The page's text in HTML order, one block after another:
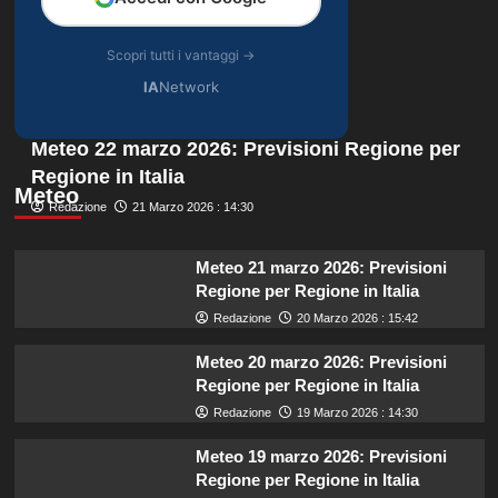
Scopri tutti i vantaggi →
IANetwork
Meteo
Meteo 22 marzo 2026: Previsioni Regione per
Regione in Italia
Redazione 21 Marzo 2026 : 14:30
Meteo 21 marzo 2026: Previsioni
Regione per Regione in Italia
Redazione 20 Marzo 2026 : 15:42
Meteo 20 marzo 2026: Previsioni
Regione per Regione in Italia
Redazione 19 Marzo 2026 : 14:30
Meteo 19 marzo 2026: Previsioni
Regione per Regione in Italia